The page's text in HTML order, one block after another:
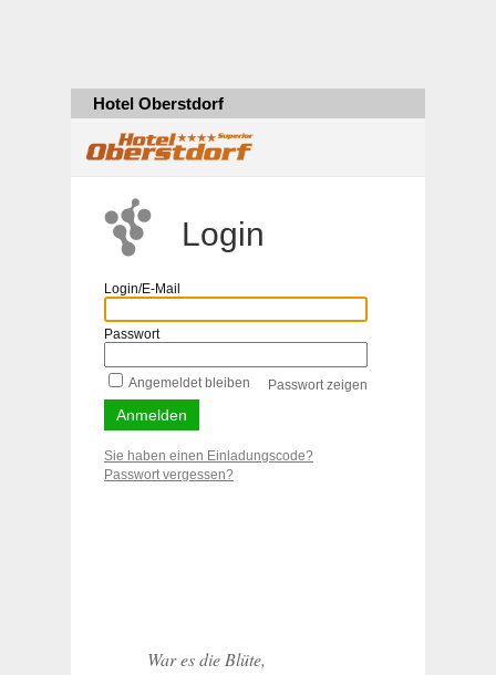
Hotel Oberstdorf
Login
Login/E-Mail
Passwort
Angemeldet bleiben Passwort zeigen
Sie haben einen Einladungscode?
Passwort vergessen?
War es die Blüte,